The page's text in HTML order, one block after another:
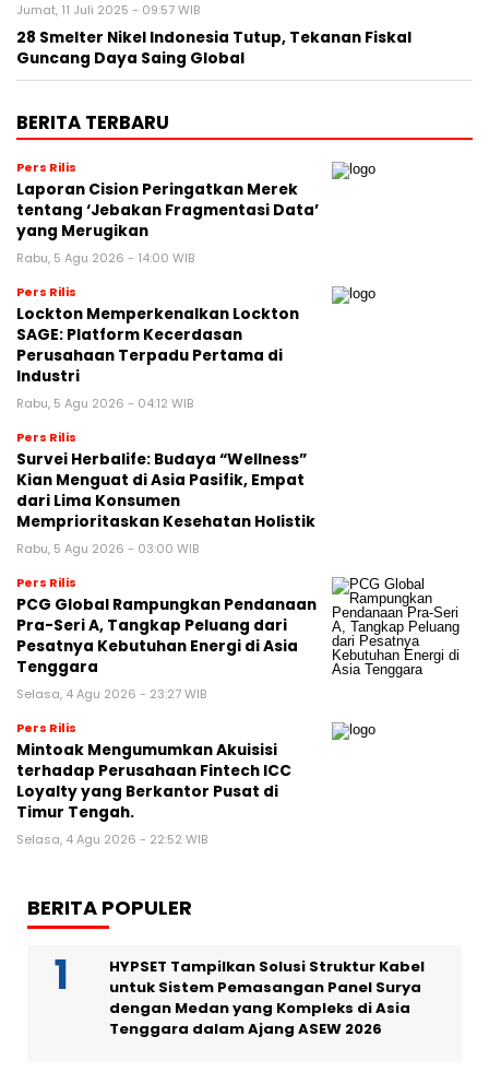
Jumat, 11 Juli 2025 - 09:57 WIB
28 Smelter Nikel Indonesia Tutup, Tekanan Fiskal
Guncang Daya Saing Global
BERITA TERBARU
Pers Rilis
Laporan Cision Peringatkan Merek
tentang ‘Jebakan Fragmentasi Data’
yang Merugikan
Rabu, 5 Agu 2026 - 14:00 WIB
Pers Rilis
Lockton Memperkenalkan Lockton
SAGE: Platform Kecerdasan
Perusahaan Terpadu Pertama di
Industri
Rabu, 5 Agu 2026 - 04:12 WIB
Pers Rilis
Survei Herbalife: Budaya “Wellness”
Kian Menguat di Asia Pasifik, Empat
dari Lima Konsumen
Memprioritaskan Kesehatan Holistik
Rabu, 5 Agu 2026 - 03:00 WIB
Pers Rilis
PCG Global Rampungkan Pendanaan
Pra-Seri A, Tangkap Peluang dari
Pesatnya Kebutuhan Energi di Asia
Tenggara
Selasa, 4 Agu 2026 - 23:27 WIB
Pers Rilis
Mintoak Mengumumkan Akuisisi
terhadap Perusahaan Fintech ICC
Loyalty yang Berkantor Pusat di
Timur Tengah.
Selasa, 4 Agu 2026 - 22:52 WIB
BERITA POPULER
HYPSET Tampilkan Solusi Struktur Kabel
untuk Sistem Pemasangan Panel Surya
dengan Medan yang Kompleks di Asia
Tenggara dalam Ajang ASEW 2026